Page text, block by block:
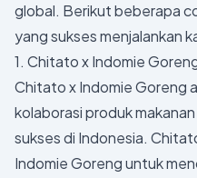
global. Berikut beberapa
yang sukses menjalankan
1. Chitato x Indomie
Chitato x Indomie Goreng
kolaborasi produk
sukses di Indonesia.
Indomie Goreng untuk